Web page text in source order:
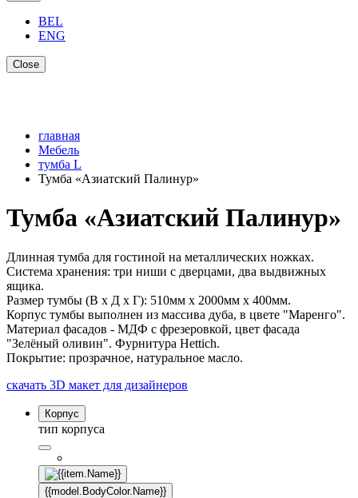
BEL
ENG
Close
главная
Мебель
тумба L
Тумба «Азиатский Палинур»
Тумба «Азиатский Палинур»
Длинная тумба для гостиной на металлических ножках.
Система хранения: три ниши с дверцами, два выдвижных
ящика.
Размер тумбы (В х Д х Г): 510мм x 2000мм x 400мм.
Корпус тумбы выполнен из массива дуба, в цвете "Маренго".
Материал фасадов - МДФ с фрезеровкой, цвет фасада
"Зелёный оливин". Фурнитура Hettich.
Покрытие: прозрачное, натуральное масло.
скачать 3D макет для дизайнеров
Корпус
тип корпуса
{{model.BodyColor.Name}}